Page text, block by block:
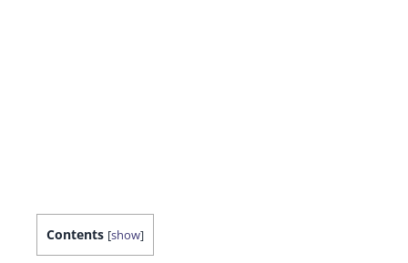
Contents [show]